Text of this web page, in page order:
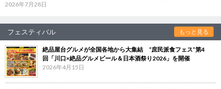
2026年7月28日
フェスティバル もっと見る
絶品屋台グルメが全国各地から大集結 “庶民派食フェス”第4
回「川口×絶品グルメビール＆日本酒祭り2026」を開催
2026年4月15日